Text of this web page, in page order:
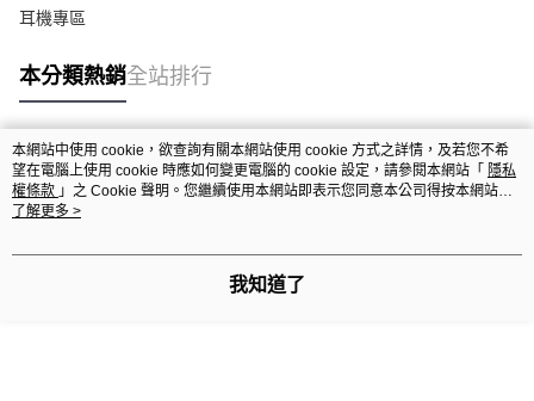
耳機專區
本分類熱銷全站排行
熱門標籤
本網站中使用 cookie，欲查詢有關本網站使用 cookie 方式之詳情，及若您不希
望在電腦上使用 cookie 時應如何變更電腦的 cookie 設定，請參閱本網站「 隱私
權條款 」之 Cookie 聲明。您繼續使用本網站即表示您同意本公司得按本網站使
用條款之 Cookie 聲明使用 cookie。
了解更多 >
我知道了